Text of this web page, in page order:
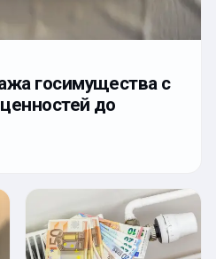
госимущества с
до